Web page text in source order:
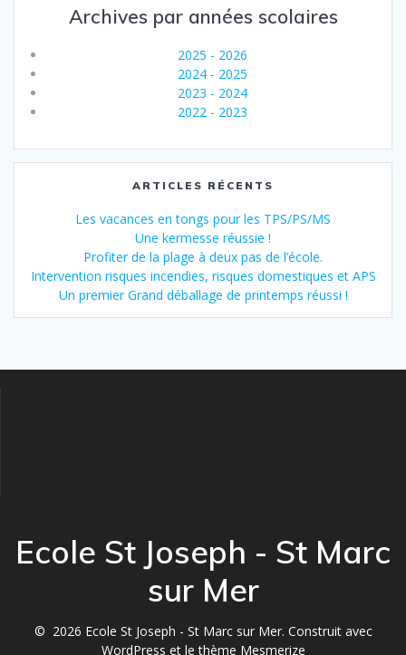
Archives par années scolaires
2025 - 2026
2024 - 2025
2023 - 2024
2022 - 2023
ARTICLES RÉCENTS
Les vacances en tongs pour les TPS/PS/MS
Une kermesse réussie !
Profiter de la plage à deux pas de l’école.
Intervention risques incendies, risques domestiques et APS
Un premier Grand déballage de printemps réussi !
Ecole St Joseph - St Marc
sur Mer
© 2026 Ecole St Joseph - St Marc sur Mer. Construit avec
WordPress et lethème Mesmerize